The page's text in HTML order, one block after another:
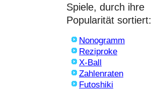
Spiele, durch ihre
Popularität sortiert:
Nonogramm
Reziproke
X-Ball
Zahlenraten
Futoshiki